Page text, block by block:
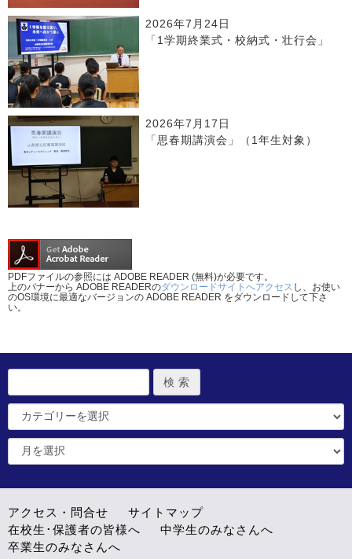
2026年7月24日
「1学期終業式・校納式・壮行会」
2026年7月17日
「思春期講演会」（1年生対象）
PDFファイルの参照には ADOBE READER (無料)が必要です。
上のバナーから ADOBE READERのダウンロードサイトへアクセス し、お使い
のOS環境に最適なバージョンの ADOBE READER をダウンロードして下さ
い。
アクセス・問合せ
サイトマップ
在校生･保護者の皆様へ
中学生のみなさんへ
卒業生のみなさんへ